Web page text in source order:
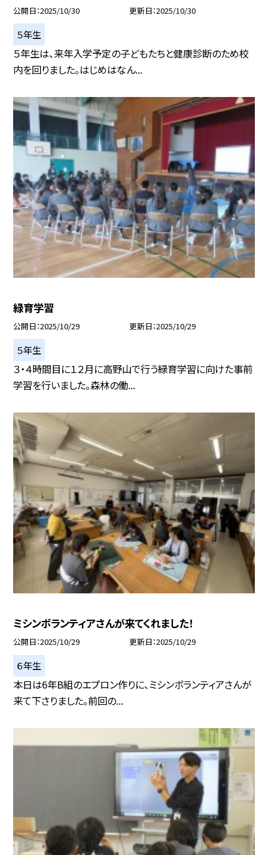
公開日 2025/10/30 更新日 2025/10/30
５年生
５年生は、来年入学予定の子どもたちと健康診断のため校
内を回りました。はじめはなん...
緑育学習
公開日 2025/10/29 更新日 2025/10/29
５年生
３・４時間目に１２月に高野山で行う緑育学習に向けた事前
学習を行いました。森林の働...
ミシンボランティアさんが来てくれました！
公開日 2025/10/29 更新日 2025/10/29
６年生
本日は6年B組のエプロン作りに、ミシンボランティアさんが
来て下さりました。前回の...